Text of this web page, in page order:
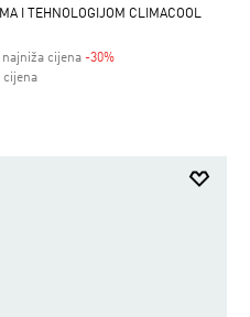
I TEHNOLOGIJOM CLIMACOOL
cijena -30%
cijena